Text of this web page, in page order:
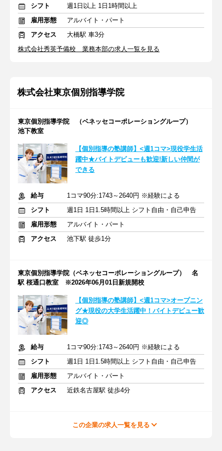
シフト
週1日以上 1日1時間以上
雇用形態
アルバイト・パート
アクセス
大橋駅 車3分
株式会社秀英予備校 業務本部の求人一覧を見る
株式会社東京個別指導学院
東京個別指導学院 （ベネッセコーポレーショングループ）
池下教室
【個別指導の塾講師】<週1コマ>現役学生活
躍中★バイトデビューも歓迎!新しい仲間が
できる
給与
1コマ90分:1743～2640円 ※経験による
シフト
週1日 1日1.5時間以上 シフト自由・自己申告
雇用形態
アルバイト・パート
アクセス
池下駅 徒歩1分
東京個別指導学院（ベネッセコーポレーショングループ） 名
駅 桜通口教室 ※2026年06月01日新規開校
【個別指導の塾講師】<週1コマ>オープニン
グ★現役の大学生活躍中！バイトデビュー歓
迎◎
給与
1コマ90分:1743～2640円 ※経験による
シフト
週1日 1日1.5時間以上 シフト自由・自己申告
雇用形態
アルバイト・パート
アクセス
近鉄名古屋駅 徒歩4分
この企業の求人一覧を見る